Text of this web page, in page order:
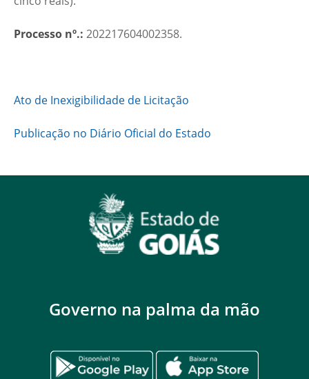
Processo nº.: 202217604002358.
Ato de Inexigibilidade de Licitação
Publicação no Diário Oficial do Estado
Governo na palma da mão